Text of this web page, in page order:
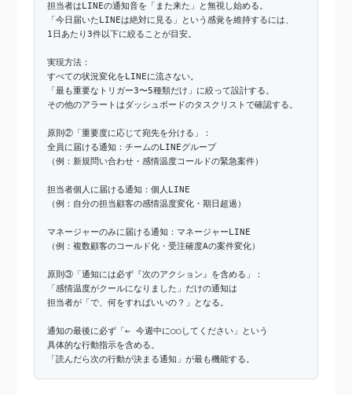
担当者はLINEの通知音を「また来た」と無視し始める。
「今日届いたLINEは絶対に見る」という感覚を維持するには、
1日あたり3件以下に絞ることが目安。
実現方法：
すべての状況変化をLINEに流さない。
「最も重要なトリガー3〜5種類だけ」に絞って設計する。
その他のアラートはダッシュボードのタスクリストで確認する。
原則②「重要度に応じて宛先を分ける」：
全員に届ける通知：チームのLINEグループ
（例：新規問い合わせ・感情温度コールドの緊急案件）
担当者個人に届ける通知：個人LINE
（例：自分の担当顧客の感情温度変化・期日超過）
マネージャーのみに届ける通知：マネージャーLINE
（例：複数顧客のコールド化・受注確度Aの案件変化）
原則③「通知には必ず『次のアクション』を含める」：
「感情温度がクールになりました」だけの通知は
担当者が「で、何をすればいいの？」となる。
通知の最後に必ず「← 今週中に○○してください」という
具体的な行動指示を含める。
「読んだら次の行動が決まる通知」が最も機能する。